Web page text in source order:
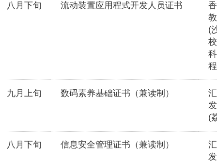
八月下旬 流动装置应用程式开发人员证书
(
九月上旬 数码素养基础证书（兼读制）
(
八月下旬 信息安全管理证书（兼读制）